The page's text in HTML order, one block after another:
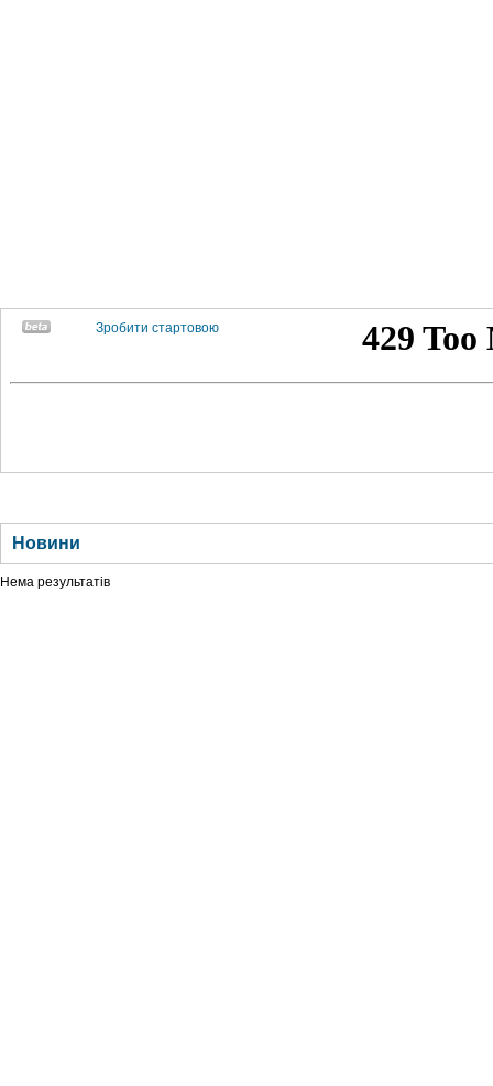
Зробити стартовою
Новини
Нема результатів